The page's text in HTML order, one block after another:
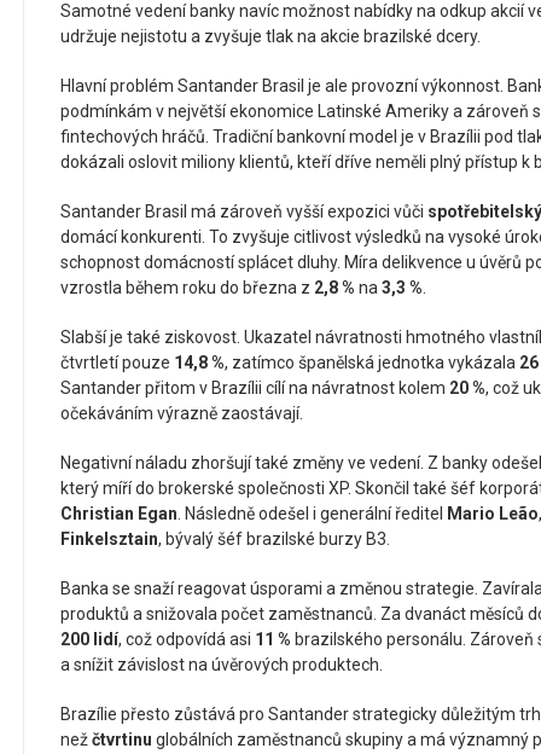
Samotné vedení banky navíc možnost nabídky na odkup akcií
udržuje nejistotu a zvyšuje tlak na akcie brazilské dcery.
Hlavní problém Santander Brasil je ale provozní výkonnost.
podmínkám v největší ekonomice Latinské Ameriky a zároveň
fintechových hráčů. Tradiční bankovní model je v Brazílii pod
dokázali oslovit miliony klientů, kteří dříve neměli plný přístup k
Santander Brasil má zároveň vyšší expozici vůči
domácí konkurenti. To zvyšuje citlivost výsledků na vysoké
schopnost domácností splácet dluhy. Míra delikvence u úvěrů
vzrostla během roku do března z 2,8 % na3,3 %.
Slabší je také ziskovost. Ukazatel návratnosti hmotného
čtvrtletí pouze 14,8 %, zatímco španělská jednotka vykázala 26
Santander přitom v Brazílii cílí na návratnost kolem 20 %, což
očekáváním výrazně zaostávají.
Negativní náladu zhoršují také změny ve vedení. Z banky
který míří do brokerské společnosti XP. Skončil také šéf
Christian Egan. Následně odešel i generální ředitel Mario Leão
Finkelsztain, bývalý šéf brazilské burzy B3.
Banka se snaží reagovat úsporami a změnou strategie.
produktů a snižovala počet zaměstnanců. Za dvanáct měsíců
200 lidí, což odpovídá asi 11 % brazilského personálu.
a snížit závislost na úvěrových produktech.
Brazílie přesto zůstává pro Santander strategicky důležitým
nežčtvrtinu globálních zaměstnanců skupiny a má významný